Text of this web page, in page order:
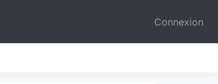
Connexion